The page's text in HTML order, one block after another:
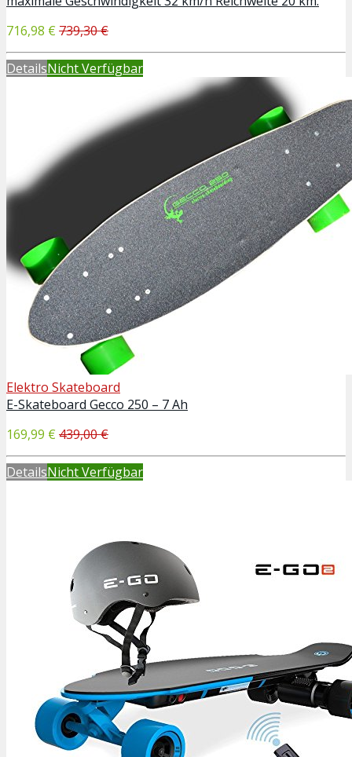
716,98 € 739,30 €
DetailsNicht Verfügbar
Elektro Skateboard
E-Skateboard Gecco 250 – 7 Ah
169,99 € 439,00 €
DetailsNicht Verfügbar